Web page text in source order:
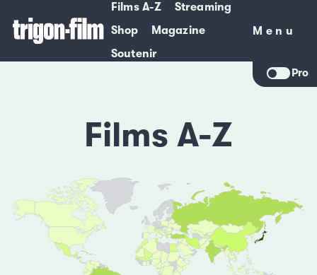
Films A-Z
Streaming
Shop
Magazine
Soutenir
Menu
Menu
Pro
Films A-Z